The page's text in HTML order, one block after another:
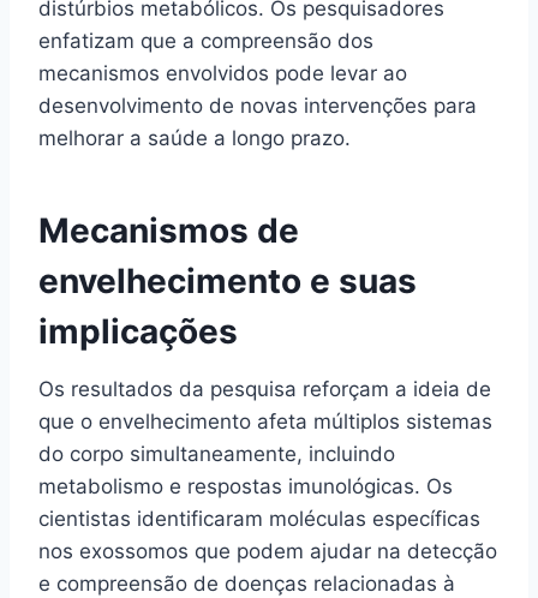
distúrbios metabólicos. Os pesquisadores
enfatizam que a compreensão dos
mecanismos envolvidos pode levar ao
desenvolvimento de novas intervenções para
melhorar a saúde a longo prazo.
Mecanismos de
envelhecimento e suas
implicações
Os resultados da pesquisa reforçam a ideia de
que o envelhecimento afeta múltiplos sistemas
do corpo simultaneamente, incluindo
metabolismo e respostas imunológicas. Os
cientistas identificaram moléculas específicas
nos exossomos que podem ajudar na detecção
e compreensão de doenças relacionadas à